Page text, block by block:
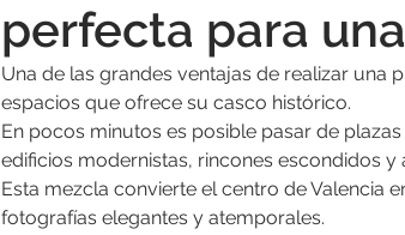
perfecta para
Una de las grandes ventajas de realizar una
espacios que ofrece su casco histórico.
En pocos minutos es posible pasar de
edificios modernistas, rincones escondidos
Esta mezcla convierte el centro de Valencia
fotografías elegantes y atemporales.